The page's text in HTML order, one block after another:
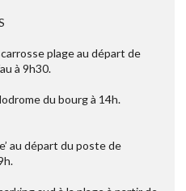
plage au départ de
à 9h30.
du bourg à 14h.
au départ du poste de